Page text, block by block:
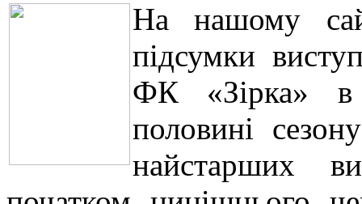
На нашому
підсумки
ФК «Зірка»
половині
найстарших